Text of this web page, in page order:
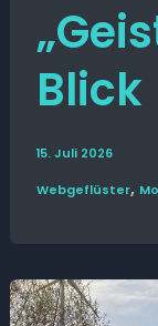
Blick
15. Juli 2026
Web­­geflüster,